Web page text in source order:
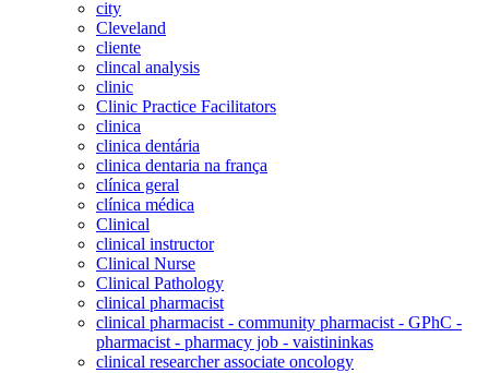
city
Cleveland
cliente
clincal analysis
clinic
Clinic Practice Facilitators
clinica
clinica dentária
clinica dentaria na frança
clínica geral
clínica médica
Clinical
clinical instructor
Clinical Nurse
Clinical Pathology
clinical pharmacist
clinical pharmacist - community pharmacist - GPhC -
pharmacist - pharmacy job - vaistininkas
clinical researcher associate oncology